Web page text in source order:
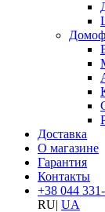
Доставка
О магазине
Гарантия
Контакты
+38 044
RU| UA